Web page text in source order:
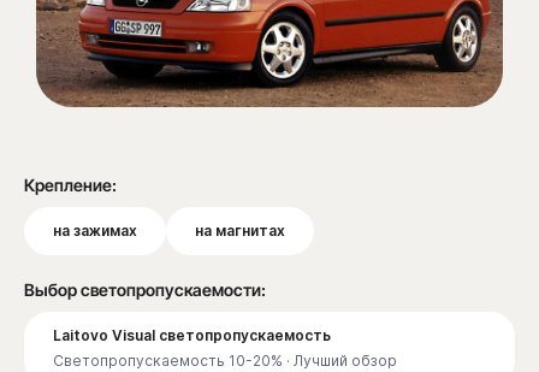
Крепление:
на зажимах на магнитах
Выбор светопропускаемости:
Laitovo Visual светопропускаемость
Светопропускаемость 10-20% · Лучший обзор